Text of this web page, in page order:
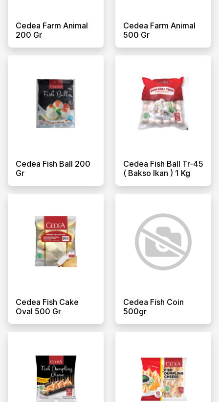
Cedea Farm Animal
200 Gr
Cedea Farm Animal
500 Gr
Cedea Fish Ball 200
Gr
Cedea Fish Ball Tr-45
( Bakso Ikan ) 1 Kg
Cedea Fish Cake
Oval 500 Gr
Cedea Fish Coin
500gr